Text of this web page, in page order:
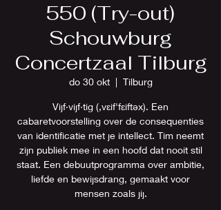
550 (Try-out)
Schouwburg
Concertzaal Tilburg
do 30 okt
  |
Tilburg
Vijf·vijf·tig (,vɛif'fɛiftəx). Een
cabaretvoorstelling over de consequenties
van identificatie met je intellect. Tim neemt
zijn publiek mee in een hoofd dat nooit stil
staat. Een debuutprogramma over ambitie,
liefde en bewijsdrang, gemaakt voor
mensen zoals jij.